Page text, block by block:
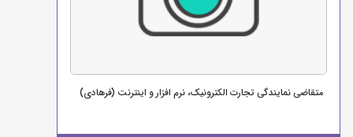
متقاضی نمایندگی تجارت الکترونیک، نرم افزار و اینترنت (فرهادی)